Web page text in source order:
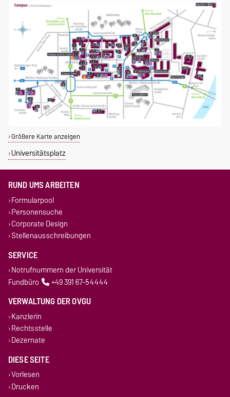
Größere Karte anzeigen
Universitätsplatz
RUND UMS ARBEITEN
Formularpool
Personensuche
Corporate Design
Stellenausschreibungen
SERVICE
Notrufnummern der Universität
Fundbüro
+49 391 67-54444
VERWALTUNG DER OVGU
Kanzlerin
Rechtsstelle
Dezernate
DIESE SEITE
Vorlesen
Drucken